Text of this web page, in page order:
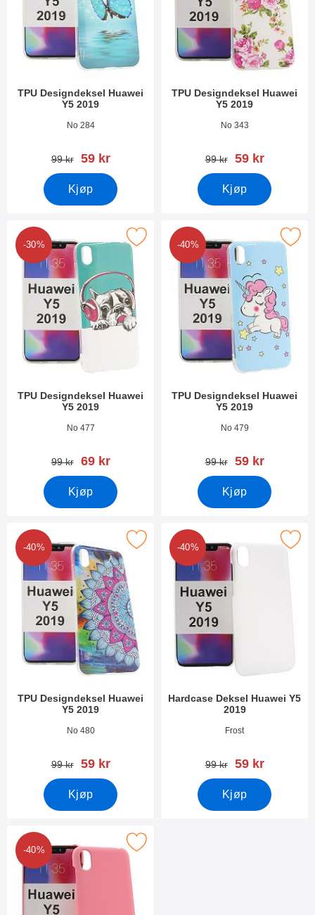
TPU Designdeksel Huawei
Y5 2019
Varenummer 33553
No 284
gammel pris
99 kr ny pris
59 kr
Kjøp
TPU Designdeksel Huawei
Y5 2019
Varenummer 33550
No 343
gammel pris
99 kr ny pris
59 kr
Kjøp
-30%
TPU Designdeksel Huawei
Y5 2019
Varenummer 33545
No 477
gammel pris
99 kr ny pris
69 kr
Kjøp
Merk tPU Designdeksel Huawei Y5 2019 som favoritt
-40%
TPU Designdeksel Huawei
Y5 2019
Varenummer 33543
No 479
gammel pris
99 kr ny pris
59 kr
Kjøp
Merk tPU Designdeksel
-40%
TPU Designdeksel Huawei
Y5 2019
Varenummer 33542
No 480
gammel pris
99 kr ny pris
59 kr
Kjøp
Merk tPU Designdeksel Huawei Y5 2019 som favoritt
-40%
Hardcase Deksel Huawei Y5
2019
Varenummer 33569
Frost
gammel pris
99 kr ny pris
59 kr
Kjøp
Merk hardcase Deksel
-40%
Merk hardcase Deksel Huawei Y5 2019 som favoritt